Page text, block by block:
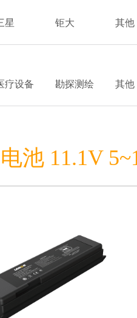
星 钜大 其他
疗设备 勘探测绘 其他
池 11.1V